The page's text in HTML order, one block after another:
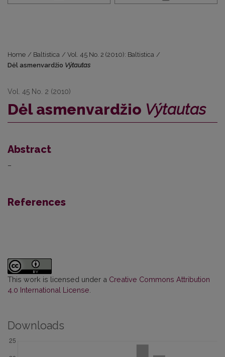
Home / Baltistica / Vol. 45 No. 2 (2010): Baltistica /
Dėl asmenvardžio Výtautas
Vol. 45 No. 2 (2010)
Dėl asmenvardžio Výtautas
Abstract
–
References
This work is licensed under a Creative Commons Attribution
4.0 International License
Downloads